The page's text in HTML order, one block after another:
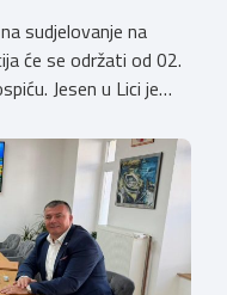
sudjelovanje na
će se održati od 02.
Jesen u Lici je
gospodarsku,
Ličko-senjske